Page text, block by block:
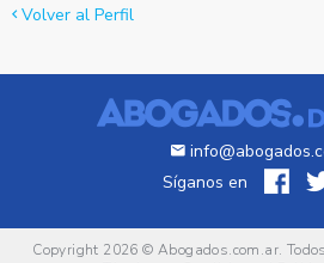
Volver al Perfil
Síganos en
Copyright 2026 © Abogados.com.ar.